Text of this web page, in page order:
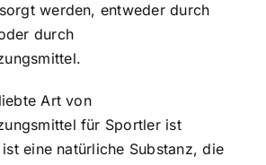
werden, entweder durch
durch
Art von
für Sportler ist
eine natürliche Substanz, die